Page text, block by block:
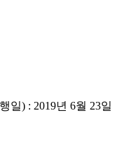
일) : 2019년 6월 23일